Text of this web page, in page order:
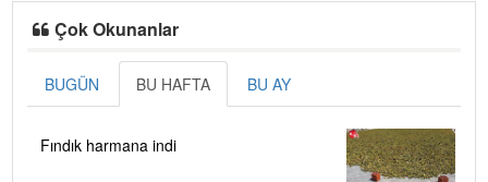
Çok Okunanlar
BUGÜN BU HAFTA BU AY
Fındık harmana indi